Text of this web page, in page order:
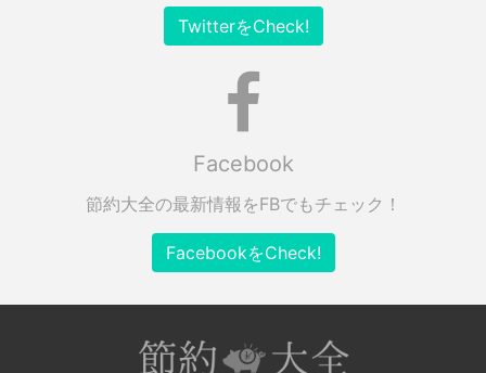
TwitterをCheck!
Facebook
節約大全の最新情報をFBでもチェック！
FacebookをCheck!